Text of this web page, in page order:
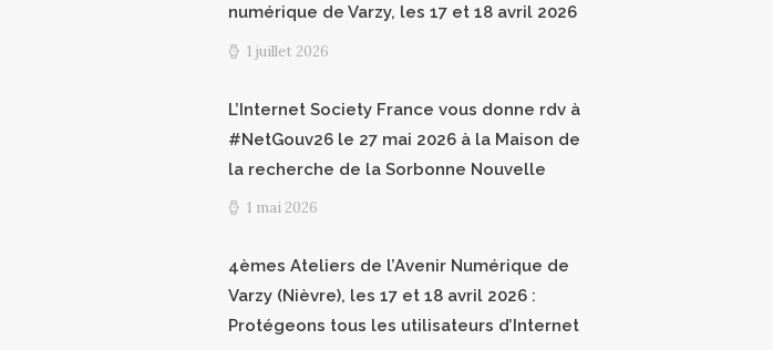
numérique de Varzy, les 17 et 18 avril 2026
1 juillet 2026
L’Internet Society France vous donne rdv à
#NetGouv26 le 27 mai 2026 à la Maison de
la recherche de la Sorbonne Nouvelle
1 mai 2026
4èmes Ateliers de l’Avenir Numérique de
Varzy (Nièvre), les 17 et 18 avril 2026 :
Protégeons tous les utilisateurs d’Internet